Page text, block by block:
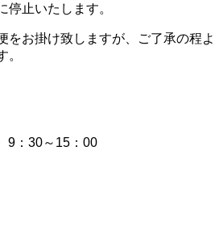
停止いたします。
をお掛け致しますが、ご了承の程よ
。
：30～15：00